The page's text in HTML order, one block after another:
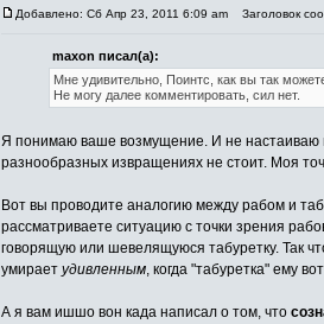
Добавлено: Сб Апр 23, 2011 6:09 am Заголовок
maxon писал(а):
Мне удивительно, Поинтс, как вы так
Не могу далее комментировать, сил нет.
Я понимаю ваше возмущение. И не настаиваю
разнообразных извращениях не стоит. Моя
Вот вы проводите аналогию между рабом и
рассматриваете ситуацию с точки зрения
говорящую или шевелящуюся табуретку. Так
умирает удивленным, когда "табуретка" ему
А я вам ишшо вон када написал о том, что